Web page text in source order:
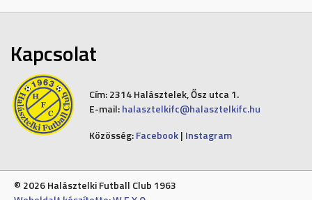
Kapcsolat
Cím:2314 Halásztelek, Ősz utca 1.
E-mail: halasztelkifc@halasztelkifc.hu
Közösség: Facebook| Instagram
© 2026 Halásztelki Futball Club 1963